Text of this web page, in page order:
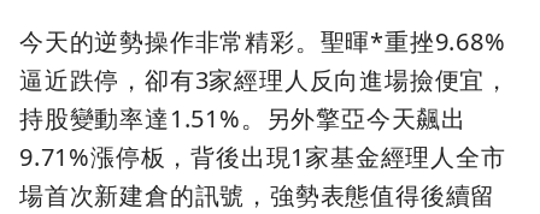
今天的逆勢操作非常精彩。聖暉*重挫9.68%
逼近跌停，卻有3家經理人反向進場撿便宜，
持股變動率達1.51%。另外擎亞今天飆出
9.71%漲停板，背後出現1家基金經理人全市
場首次新建倉的訊號，強勢表態值得後續留